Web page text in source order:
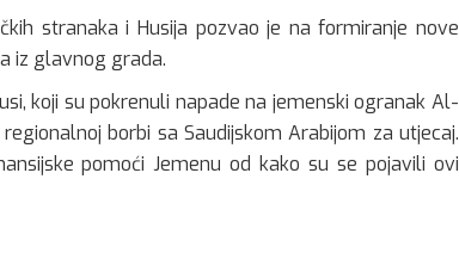
stranaka i Husija pozvao je na formiranje nove
iz glavnog grada.
koji su pokrenuli napade na jemenski ogranak Al-
borbi sa Saudijskom Arabijom za utjecaj.
pomoći Jemenu od kako su se pojavili ovi